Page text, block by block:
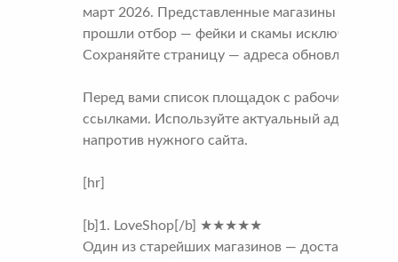
март 2026. Представленные магазины
прошли отбор — фейки и скамы исключены.
Сохраняйте страницу — адреса обновляются.
Перед вами список площадок с рабочими
ссылками. Используйте актуальный адрес
напротив нужного сайта.
[hr]
[b]1. LoveShop[/b] ★★★★★
Один из старейших магазинов — доставка по